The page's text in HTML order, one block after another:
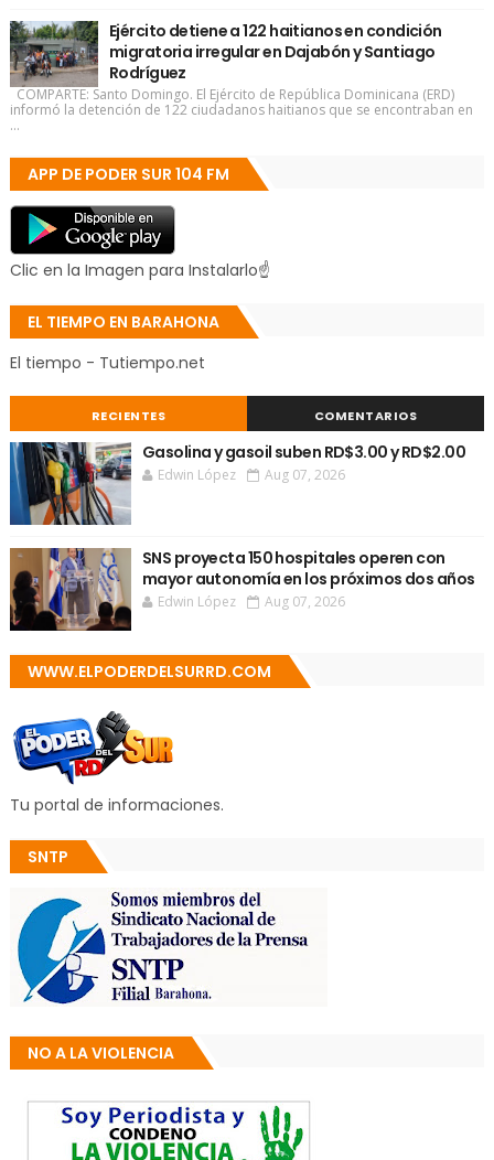
Ejército detiene a 122 haitianos en condición
migratoria irregular en Dajabón y Santiago
Rodríguez
COMPARTE: Santo Domingo. El Ejército de República Dominicana (ERD)
informó la detención de 122 ciudadanos haitianos que se encontraban en
...
APP DE PODER SUR 104 FM
Clic en la Imagen para Instalarlo☝
EL TIEMPO EN BARAHONA
El tiempo - Tutiempo.net
RECIENTES COMENTARIOS
Gasolina y gasoil suben RD$3.00 y RD$2.00
Edwin López Aug 07, 2026
SNS proyecta 150 hospitales operen con
mayor autonomía en los próximos dos años
Edwin López Aug 07, 2026
WWW.ELPODERDELSURRD.COM
Tu portal de informaciones.
SNTP
NO A LA VIOLENCIA